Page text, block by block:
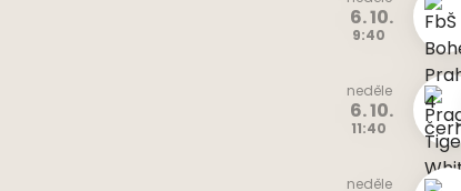
6. 10.
9:40
neděle
6. 10.
11:40
neděle